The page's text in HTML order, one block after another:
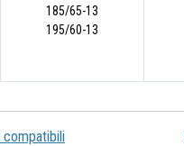
185/65-13
195/60-13
compatibili